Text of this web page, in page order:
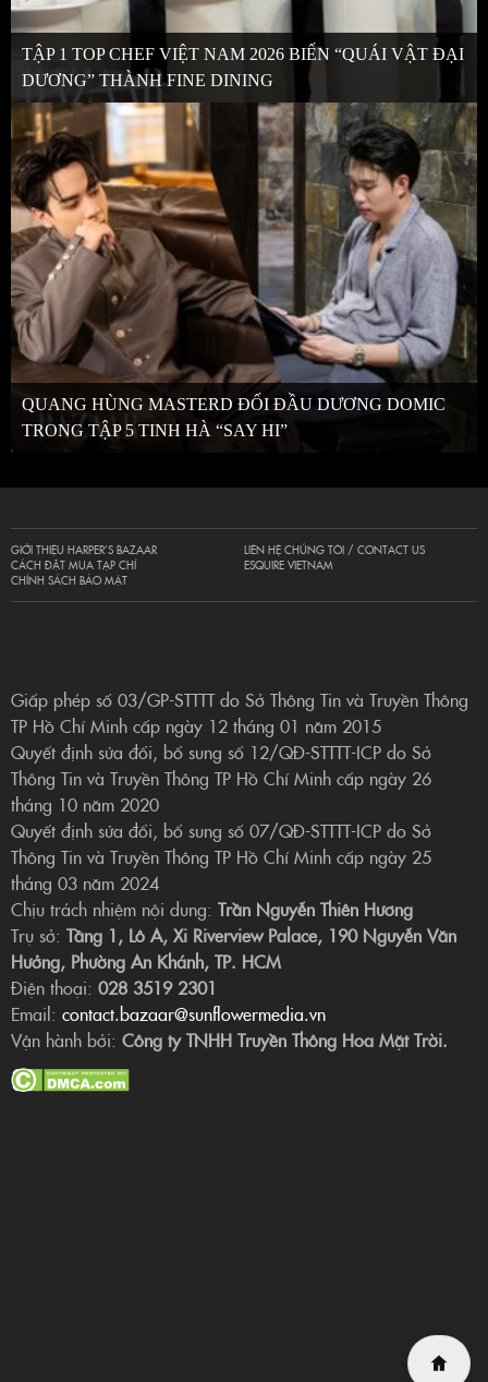
TẬP 1 TOP CHEF VIỆT NAM 2026 BIẾN “QUÁI VẬT ĐẠI
DƯƠNG” THÀNH FINE DINING
QUANG HÙNG MASTERD ĐỐI ĐẦU DƯƠNG DOMIC
TRONG TẬP 5 TINH HÀ “SAY HI”
GIỚI THIỆU HARPER’S BAZAAR
CÁCH ĐẶT MUA TẠP CHÍ
CHÍNH SÁCH BẢO MẬT
LIÊN HỆ CHÚNG TÔI / CONTACT US
ESQUIRE VIETNAM
Giấp phép số 03/GP-STTTT do Sở Thông Tin và Truyền Thông
TP Hồ Chí Minh cấp ngày 12 tháng 01 năm 2015
Quyết định sửa đổi, bổ sung số 12/QĐ-STTTT-ICP do Sở
Thông Tin và Truyền Thông TP Hồ Chí Minh cấp ngày 26
tháng 10 năm 2020
Quyết định sửa đổi, bổ sung số 07/QĐ-STTTT-ICP do Sở
Thông Tin và Truyền Thông TP Hồ Chí Minh cấp ngày 25
tháng 03 năm 2024
Chịu trách nhiệm nội dung: Trần Nguyễn Thiên Hương
Trụ sở: Tầng 1, Lô A, Xi Riverview Palace, 190 Nguyễn Văn
Hưởng, Phường An Khánh, TP. HCM
Điện thoại: 028 3519 2301
Email: contact.bazaar@sunflowermedia.vn
Vận hành bởi: Công ty TNHH Truyền Thông Hoa Mặt Trời.